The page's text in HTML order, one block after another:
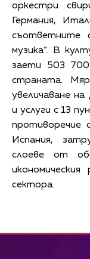
оркестри
Германия,
съответните
музика“. В
заети 503
страната.
увеличаване
и услуги с 13
противоречие
Испания,
слоеве от
сектора.